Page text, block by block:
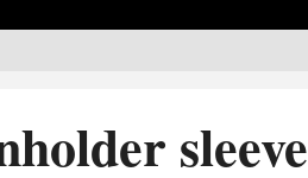
sleeve